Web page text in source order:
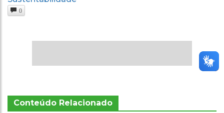
0
Conteúdo Relacionado